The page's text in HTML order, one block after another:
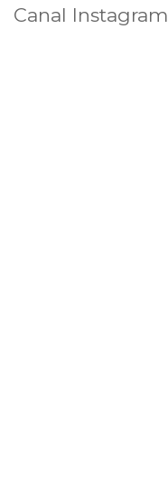
Canal Instagram